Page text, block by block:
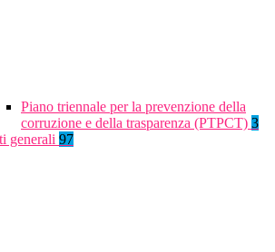
Piano triennale per la prevenzione della
corruzione e della trasparenza (PTPCT) 3
generali 97